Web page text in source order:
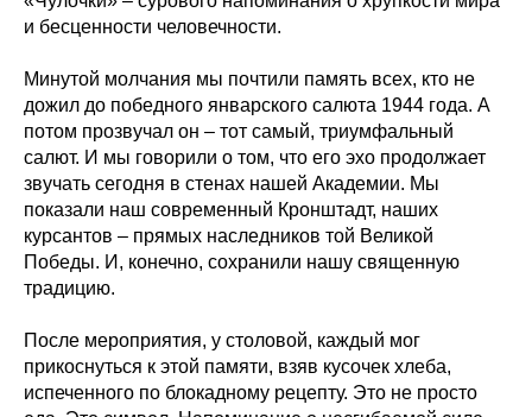
и бесценности человечности.
Минутой молчания мы почтили память всех, кто не
дожил до победного январского салюта 1944 года. А
потом прозвучал он – тот самый, триумфальный
салют. И мы говорили о том, что его эхо продолжает
звучать сегодня в стенах нашей Академии. Мы
показали наш современный Кронштадт, наших
курсантов – прямых наследников той Великой
Победы. И, конечно, сохранили нашу священную
традицию.
После мероприятия, у столовой, каждый мог
прикоснуться к этой памяти, взяв кусочек хлеба,
испеченного по блокадному рецепту. Это не просто